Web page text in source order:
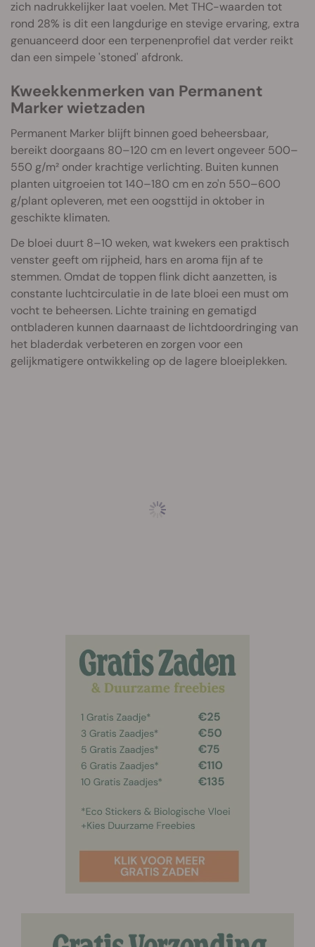
zich nadrukkelijker laat voelen. Met THC-waarden tot
rond 28% is dit een langdurige en stevige ervaring, extra
genuanceerd door een terpenenprofiel dat verder reikt
dan een simpele 'stoned' afdronk.
Kweekkenmerken van Permanent
Marker wietzaden
Permanent Marker blijft binnen goed beheersbaar,
bereikt doorgaans 80–120 cm en levert ongeveer 500–
550 g/m² onder krachtige verlichting. Buiten kunnen
planten uitgroeien tot 140–180 cm en zo'n 550–600
g/plant opleveren, met een oogsttijd in oktober in
geschikte klimaten.
De bloei duurt 8–10 weken, wat kwekers een praktisch
venster geeft om rijpheid, hars en aroma fijn af te
stemmen. Omdat de toppen flink dicht aanzetten, is
constante luchtcirculatie in de late bloei een must om
vocht te beheersen. Lichte training en gematigd
ontbladeren kunnen daarnaast de lichtdoordringing van
het bladerdak verbeteren en zorgen voor een
gelijkmatigere ontwikkeling op de lagere bloeiplekken.